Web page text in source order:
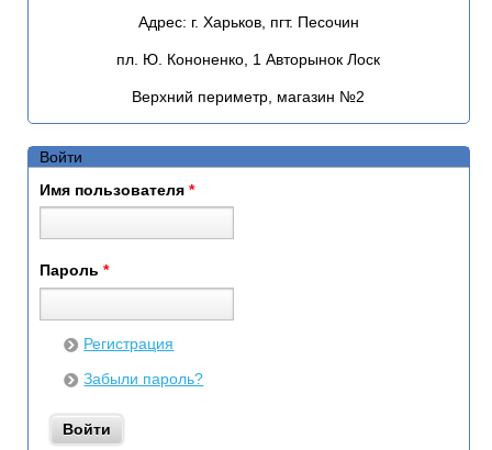
Адрес: г. Харьков, пгт. Песочин
пл. Ю. Кононенко, 1 Авторынок Лоск
Верхний периметр, магазин №2
Войти
Имя пользователя *
Пароль *
Регистрация
Забыли пароль?